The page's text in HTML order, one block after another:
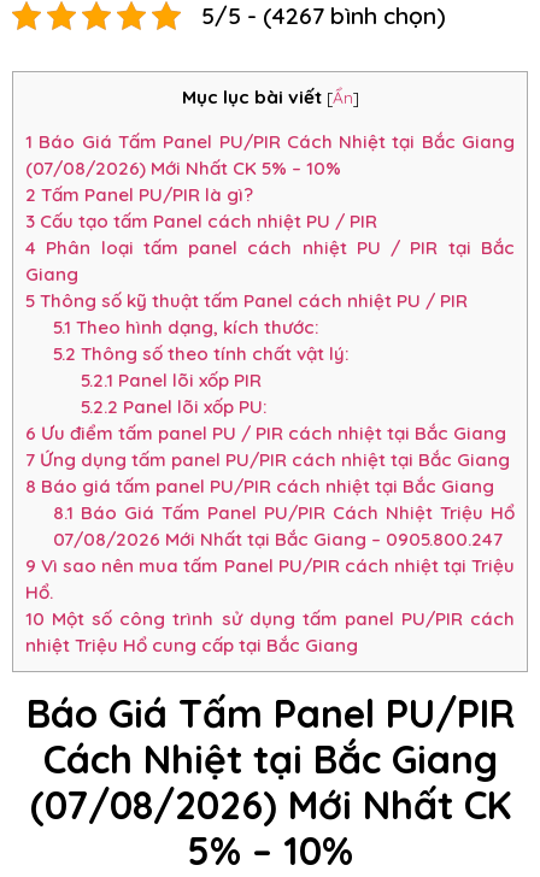
5/5 - (4267 bình chọn)
Mục lục bài viết [Ẩn]
1 Báo Giá Tấm Panel PU/PIR Cách Nhiệt tại Bắc Giang
(07/08/2026) Mới Nhất CK 5% – 10%
2 Tấm Panel PU/PIR là gì?
3 Cấu tạo tấm Panel cách nhiệt PU / PIR
4 Phân loại tấm panel cách nhiệt PU / PIR tại Bắc
Giang
5 Thông số kỹ thuật tấm Panel cách nhiệt PU / PIR
5.1 Theo hình dạng, kích thước:
5.2 Thông số theo tính chất vật lý:
5.2.1 Panel lõi xốp PIR
5.2.2 Panel lõi xốp PU:
6 Ưu điểm tấm panel PU / PIR cách nhiệt tại Bắc Giang
7 Ứng dụng tấm panel PU/PIR cách nhiệt tại Bắc Giang
8 Báo giá tấm panel PU/PIR cách nhiệt tại Bắc Giang
8.1 Báo Giá Tấm Panel PU/PIR Cách Nhiệt Triệu Hổ
07/08/2026 Mới Nhất tại Bắc Giang – 0905.800.247
9 Vì sao nên mua tấm Panel PU/PIR cách nhiệt tại Triệu
Hổ.
10 Một số công trình sử dụng tấm panel PU/PIR cách
nhiệt Triệu Hổ cung cấp tại Bắc Giang
Báo Giá Tấm Panel PU/PIR
Cách Nhiệt tại Bắc Giang
(07/08/2026) Mới Nhất CK
5% – 10%